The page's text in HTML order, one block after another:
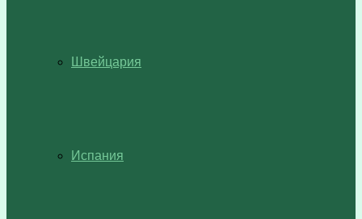
Швейцария
Испания